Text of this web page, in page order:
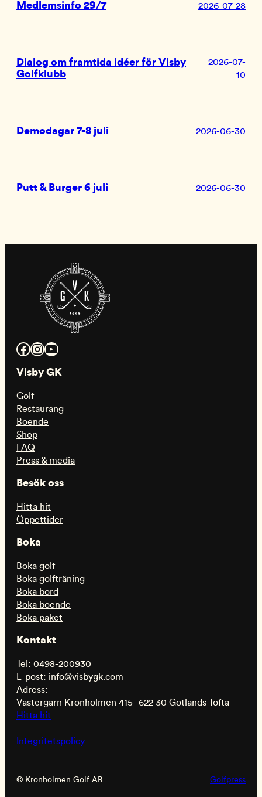
Medlemsinfo 29/7 2026-07-28
Dialog om framtida idéer för Visby
Golfklubb
2026-07-
10
Demodagar 7-8 juli 2026-06-30
Putt & Burger 6 juli 2026-06-30
Facebook InstagramYouTube
Visby GK
Golf
Restaurang
Boende
Shop
FAQ
Press & media
Besök oss
Hitta hit
Öppettider
Boka
Boka golf
Boka golfträning
Boka bord
Boka boende
Boka paket
Kontakt
Tel: 0498-200930
E-post: info@visbygk.com
Adress:
Västergarn Kronholmen 415 622 30 Gotlands Tofta
Hitta hit
Integritetspolicy
© Kronholmen Golf AB Golfpress